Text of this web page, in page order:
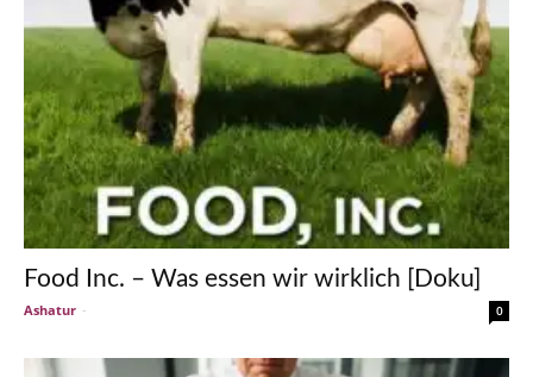
Food Inc. – Was essen wir wirklich [Doku]
Ashatur - 0